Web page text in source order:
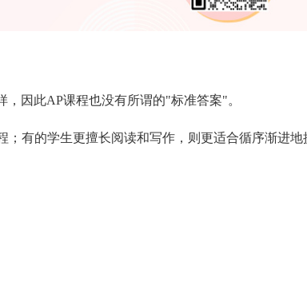
因此AP课程也没有所谓的"标准答案"。
有的学生更擅长阅读和写作，则更适合循序渐进地